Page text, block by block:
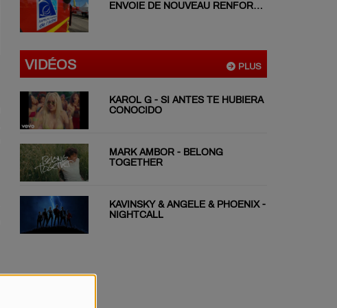
ENVOIE DE NOUVEAU RENFORT
PLUS
VIDÉOS
KAROL G - SI ANTES TE HUBIERA
CONOCIDO
MARK AMBOR - BELONG
TOGETHER
KAVINSKY & ANGELE & PHOENIX -
NIGHTCALL